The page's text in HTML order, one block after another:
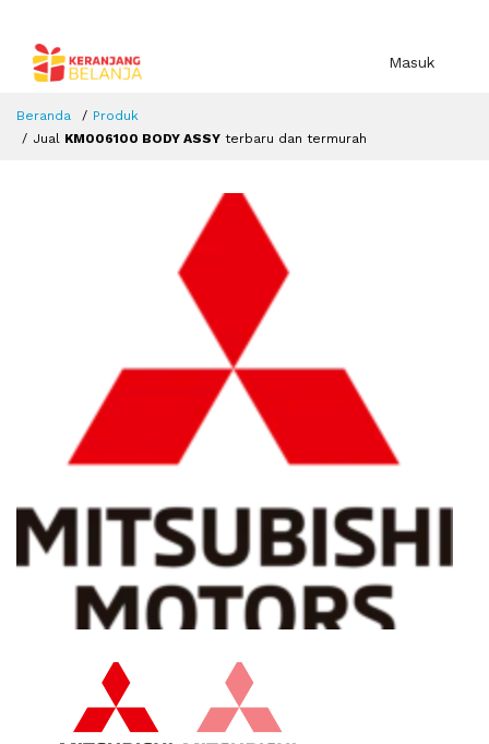
Masuk
Beranda
Produk
Jual KM006100 BODY ASSY terbaru dan termurah